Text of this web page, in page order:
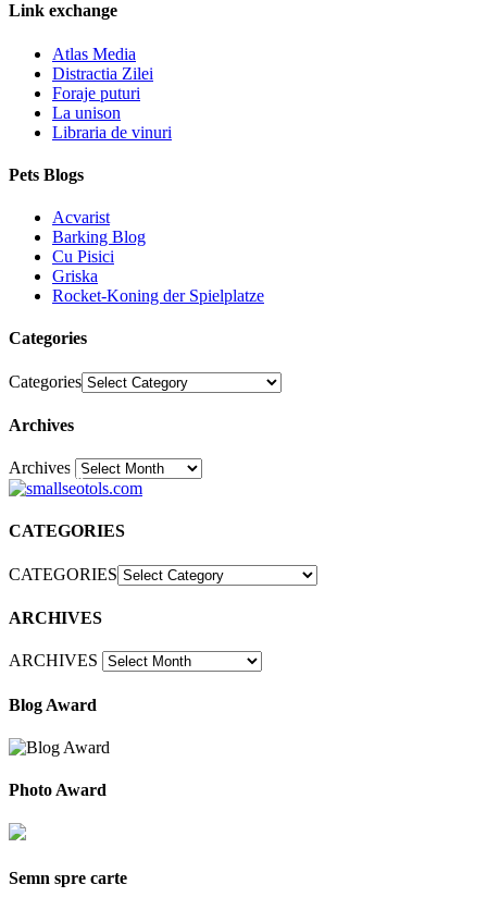
Link exchange
Atlas Media
Distractia Zilei
Foraje puturi
La unison
Libraria de vinuri
Pets Blogs
Acvarist
Barking Blog
Cu Pisici
Griska
Rocket-Koning der Spielplatze
Categories
Categories
Archives
Archives30
CATEGORIES
CATEGORIES
ARCHIVES
ARCHIVES
Blog Award
Photo Award
Semn spre carte